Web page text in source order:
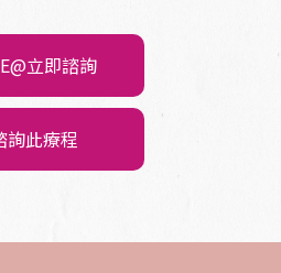
立即諮詢
詢此療程